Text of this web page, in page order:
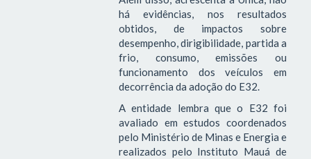
há evidências, nos resultados
obtidos, de impactos sobre
desempenho, dirigibilidade, partida a
frio, consumo, emissões ou
funcionamento dos veículos em
decorrência da adoção do E32.
A entidade lembra que o E32 foi
avaliado em estudos coordenados
pelo Ministério de Minas e Energia e
realizados pelo Instituto Mauá de